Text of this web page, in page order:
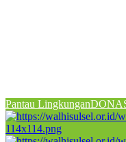
Pantau Lingkungan